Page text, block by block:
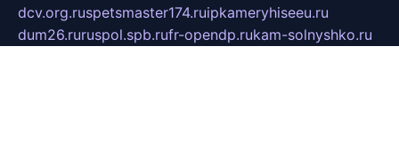
dcv.org.ruspetsmaster174.ruipkameryhiseeu.ru
dum26.ruruspol.spb.rufr-opendp.rukam-solnyshko.ru